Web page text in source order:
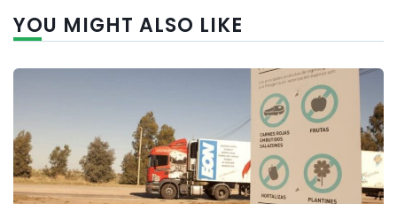
YOU MIGHT ALSO LIKE